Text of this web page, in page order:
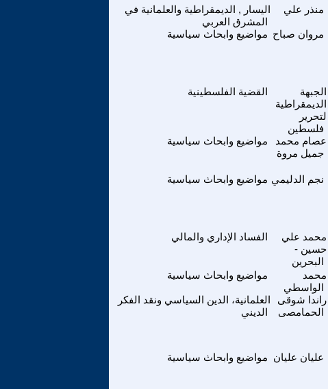
اليسار , الديمقراطية والعلمانية في
المشرق العربي
منذر علي
مواضيع وابحاث سياسية مروان صباح
القضية الفلسطينية
الجبهة
الديمقراطية
لتحرير
فلسطين
مواضيع وابحاث سياسية
عصام محمد
جميل مروة
مواضيع وابحاث سياسية نجم الدليمي
الفساد الإداري والمالي
محمد علي
حسين -
البحرين
مواضيع وابحاث سياسية
محمد
الواسطي
العلمانية، الدين السياسي ونقد الفكر
الديني
راندا شوقى
الحمامصى
مواضيع وابحاث سياسية عليان عليان